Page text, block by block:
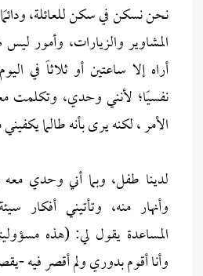
نحن نسكن في سكن للعائلة،
المشاوير والزيارات، وأمور
أراه إلا ساعتين أو ثلاثاً في
نفسيًا؛ لأنني وحدي، وتكلمت
الأمر ، لكنه يرى بأنه طالما
لدينا طفل، وبما أني وحدي
وأنهار منه، وتأتيني أفكار
المساعدة يقول لي: (هذه
وأنا أقوم بدوري ولم أقصر فيه -